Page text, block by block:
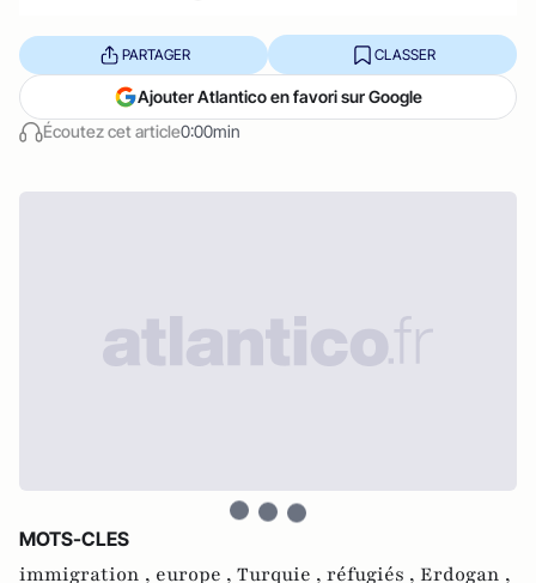
Écoutez cet article0:00min
PARTAGER CLASSER
Ajouter Atlantico en favori sur Google
MOTS-CLES
immigration , europe , Turquie , réfugiés , Erdogan ,